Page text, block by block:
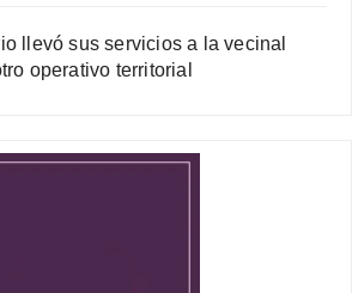
llevó sus servicios a la vecinal
operativo territorial